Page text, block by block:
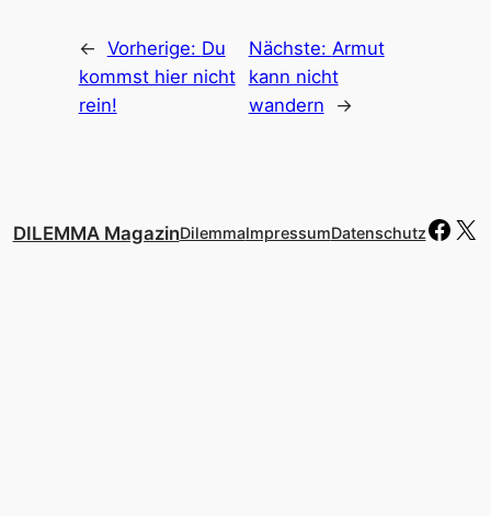
← Vorherige: Du
kommst hier nicht
rein!
Nächste: Armut
kann nicht
wandern
→
DILEMMA MagazinDilemmaImpressumDatenschutz